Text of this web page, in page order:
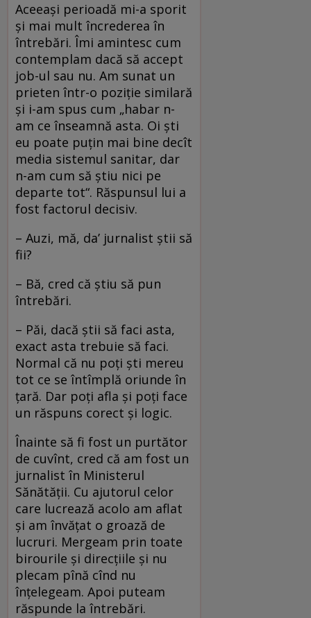
Aceeași perioadă mi-a sporit
și mai mult încrederea în
întrebări. Îmi amintesc cum
contemplam dacă să accept
job-ul sau nu. Am sunat un
prieten într-o poziție similară
și i-am spus cum „habar n-
am ce înseamnă asta. Oi ști
eu poate puțin mai bine decît
media sistemul sanitar, dar
n-am cum să știu nici pe
departe tot“. Răspunsul lui a
fost factorul decisiv.
– Auzi, mă, da’ jurnalist știi să
fii?
– Bă, cred că știu să pun
întrebări.
– Păi, dacă știi să faci asta,
exact asta trebuie să faci.
Normal că nu poți ști mereu
tot ce se întîmplă oriunde în
țară. Dar poți afla și poți face
un răspuns corect și logic.
Înainte să fi fost un purtător
de cuvînt, cred că am fost un
jurnalist în Ministerul
Sănătății. Cu ajutorul celor
care lucrează acolo am aflat
și am învățat o groază de
lucruri. Mergeam prin toate
birourile și direcțiile și nu
plecam pînă cînd nu
înțelegeam. Apoi puteam
răspunde la întrebări.